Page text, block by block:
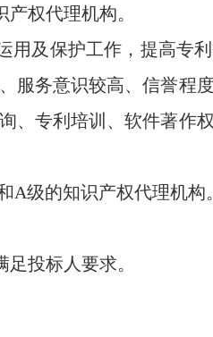
权代理机构。
用及保护工作，提高专
服务意识较高、信誉程
、专利培训、软件著作
A级的知识产权代理机构。
投标人要求。